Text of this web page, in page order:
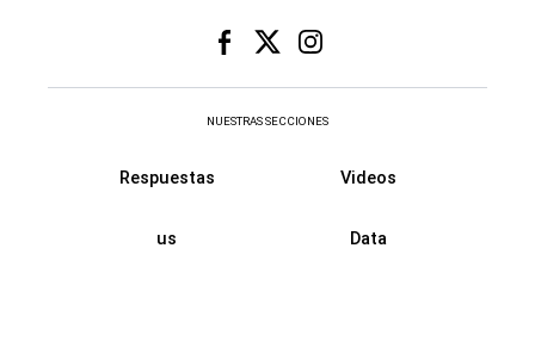
NUESTRAS SECCIONES
Respuestas Videos
us Data